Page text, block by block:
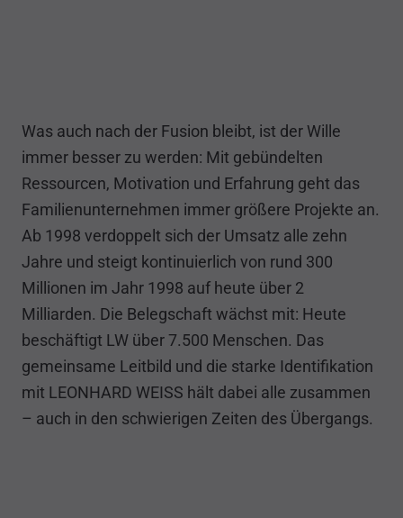
Was auch nach der Fusion bleibt, ist der Wille
immer besser zu werden: Mit gebündelten
Ressourcen, Motivation und Erfahrung geht das
Familienunternehmen immer größere Projekte an.
Ab 1998 verdoppelt sich der Umsatz alle zehn
Jahre und steigt kontinuierlich von rund 300
Millionen im Jahr 1998 auf heute über 2
Milliarden. Die Belegschaft wächst mit: Heute
beschäftigt LW über 7.500 Menschen. Das
gemeinsame Leitbild und die starke Identifikation
mit LEONHARD WEISS hält dabei alle zusammen
– auch in den schwierigen Zeiten des Übergangs.